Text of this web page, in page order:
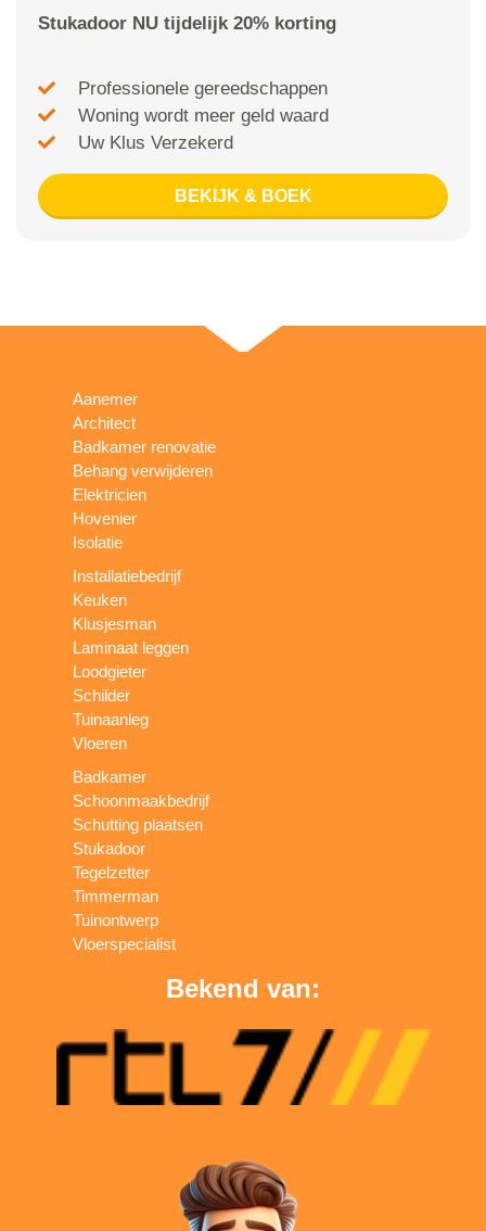
Stukadoor NU tijdelijk 20% korting
Professionele gereedschappen
Woning wordt meer geld waard
Uw Klus Verzekerd
BEKIJK & BOEK
Aanemer
Architect
Badkamer renovatie
Behang verwijderen
Elektricien
Hovenier
Isolatie
Installatiebedrijf
Keuken
Klusjesman
Laminaat leggen
Loodgieter
Schilder
Tuinaanleg
Vloeren
Badkamer
Schoonmaakbedrijf
Schutting plaatsen
Stukadoor
Tegelzetter
Timmerman
Tuinontwerp
Vloerspecialist
Bekend van: